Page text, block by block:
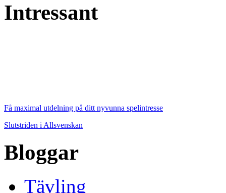
Intressant
Få maximal utdelning på ditt nyvunna spelintresse
Slutstriden i Allsvenskan
Bloggar
Tävling